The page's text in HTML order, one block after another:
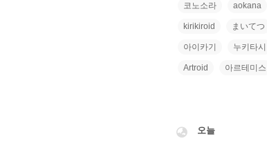
코노소라 aokana
kirikiroid まいてつ
아이카기 누키타시
Artroid 아르테미스
VISITOR
오늘